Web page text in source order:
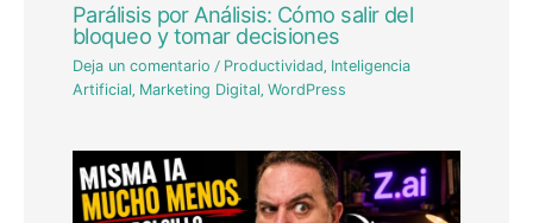
Parálisis por Análisis: Cómo salir del
bloqueo y tomar decisiones
Deja un comentario / Productividad Inteligencia
Artificial Marketing Digital ,WordPress